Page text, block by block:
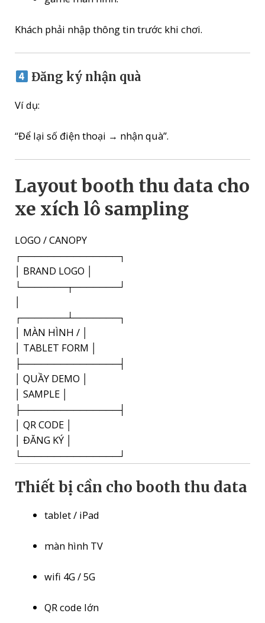
Khách phải nhập thông tin trước khi chơi.
Đăng ký nhận quà
Ví dụ:
“Để lại số điện thoại → nhận quà”.
Layout booth thu data cho
xe xích lô sampling
LOGO / CANOPY
┌───────────────┐
│ BRAND LOGO │
└───────┬───────┘
┌───────┴───────┐
│ MÀN HÌNH / │
│ TABLET FORM │
├───────────────┤
│ QUẦY DEMO │
│ SAMPLE │
├───────────────┤
│ QR CODE │
│ ĐĂNG KÝ │
└───────────────┘
Thiết bị cần cho booth thu data
tablet / iPad
màn hình TV
wifi 4G / 5G
QR code lớn